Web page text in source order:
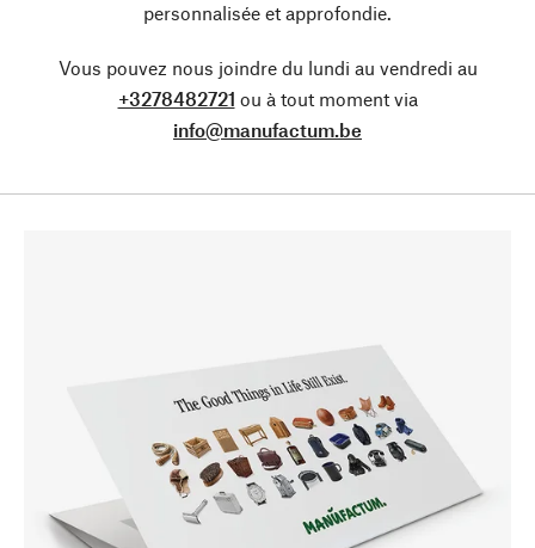
personnalisée et approfondie.
Vous pouvez nous joindre du lundi au vendredi au
+3278482721 ou à tout moment via
info@manufactum.be